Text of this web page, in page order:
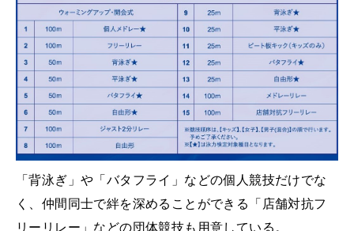
「背泳ぎ」や「バタフライ」などの個人競技だけでな
く、仲間同士で絆を深めることができる「店舗対抗フ
リーリレー」などの団体競技も用意している。